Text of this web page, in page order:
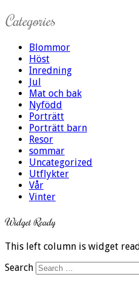
Categories
Blommor
Höst
Inredning
Jul
Mat och bak
Nyfödd
Porträtt
Porträtt barn
Resor
sommar
Uncategorized
Utflykter
Vår
Vinter
Widget Ready
This left column is widget
Search